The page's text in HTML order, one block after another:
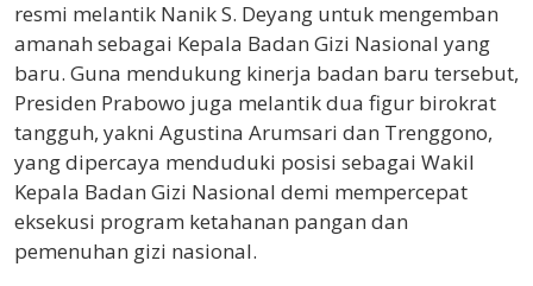
resmi melantik Nanik S. Deyang untuk mengemban
amanah sebagai Kepala Badan Gizi Nasional yang
baru. Guna mendukung kinerja badan baru tersebut,
Presiden Prabowo juga melantik dua figur birokrat
tangguh, yakni Agustina Arumsari dan Trenggono,
yang dipercaya menduduki posisi sebagai Wakil
Kepala Badan Gizi Nasional demi mempercepat
eksekusi program ketahanan pangan dan
pemenuhan gizi nasional.